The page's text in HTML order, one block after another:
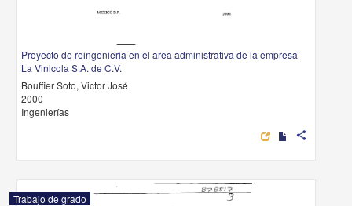
Proyecto de reingenieria en el area administrativa de la empresa
La Vinicola S.A. de C.V.
Bouffier Soto, Victor José
2000
Ingenierías
share
Trabajo de grado